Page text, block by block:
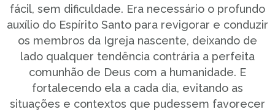
fácil, sem dificuldade. Era necessário o profundo
auxílio do Espírito Santo para revigorar e conduzir
os membros da Igreja nascente, deixando de
lado qualquer tendência contrária a perfeita
comunhão de Deus com a humanidade. E
fortalecendo ela a cada dia, evitando as
situações e contextos que pudessem favorecer